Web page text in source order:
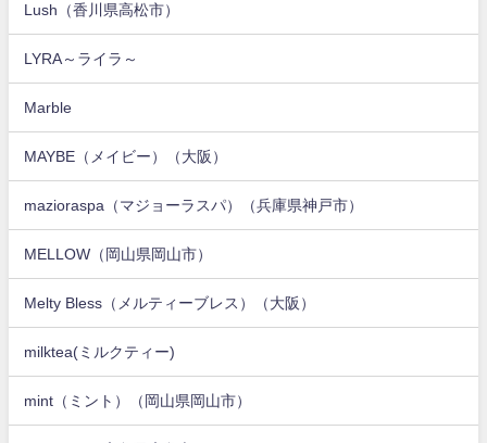
Lush（香川県高松市）
LYRA～ライラ～
Marble
MAYBE（メイビー）（大阪）
mazioraspa（マジョーラスパ）（兵庫県神戸市）
MELLOW（岡山県岡山市）
Melty Bless（メルティーブレス）（大阪）
milktea(ミルクティー)
mint（ミント）（岡山県岡山市）